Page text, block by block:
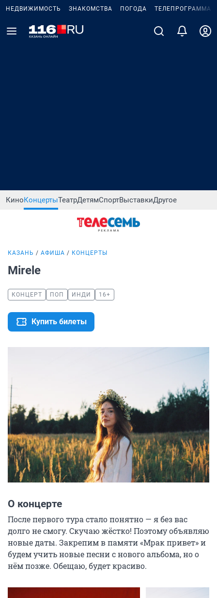
НЕДВИЖИМОСТЬ ЗНАКОМСТВА ПОГОДА ТЕЛЕПРОГРАММА
КиноКонцертыТеатрДетямСпортВыставкиДругое
КАЗАНЬ АФИША КОНЦЕРТЫ
Mirеle
КОНЦЕРТ ПОП ИНДИ 16+
Купить билеты
О концерте
После первого тура стало понятно — я без вас
долго не смогу. Скучаю жёстко! Поэтому объявляю
новые даты. Закрепим в памяти «Мрак привет» и
будем учить новые песни с нового альбома, но о
нём позже. Обещаю, будет красиво.